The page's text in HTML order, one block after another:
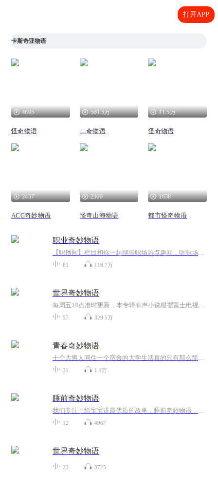
打开APP
卡斯奇亚物语
4695
怪奇物语
560.5万
二奇物语
11.5万
怪奇物语
2457
ACG奇妙物语
2360
怪奇山海物语
1638
都市怪奇物语
职业奇妙物语
【职播间】栏目和你一起聊聊职场热点趣闻，听职场大咖分享职场经验 【浮生记】栏目带你搜罗世间好玩的职业和兴趣，一起打开新的世界大门。节目每周三晚更新，周四更新至公众号zhiyeqimiaowuyu（职业奇妙物语小写拼音名）欢迎加微信 venaqu1004 “入职 ”我...
81 116.7万
世界奇妙物语
每周五18点准时更新，本专辑有声小说根据富士电视台制作的系列电视剧及电影《世界奇妙物语》改编而成。
57 329.5万
青春奇妙物语
十个大男人同住一个宿舍的大学生活真的只有那么简简单单吗？真的没有那些超出科学理解的奇妙物语吗？真的，真的没有，吸引你点进来的地方吗？【持续更新中，虽然主播懒癌晚期】
31 1.1万
睡前奇妙物语
我们专注于给宝宝讲最优质的故事，睡前奇妙物语，带宝贝进入一个奇妙的世界，哄宝宝们快快入睡。
12 4967
世界奇妙物语
23 3725